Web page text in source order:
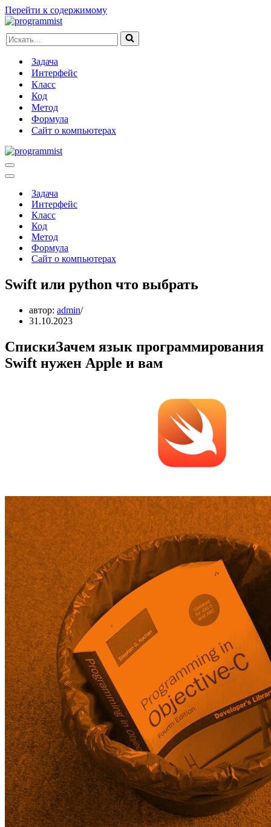
Перейти к содержимому
Искать...
Задача
Интерфейс
Класс
Код
Метод
Формула
Сайт о компьютерах
Меню
навигации
Меню
навигацииЗадача
Интерфейс
Класс
Код
Метод
Формула
Сайт о компьютерах
Swift или python что выбрать
автор: admin
31.10.2023
СпискиЗачем язык программирования
Swift нужен Apple и вам